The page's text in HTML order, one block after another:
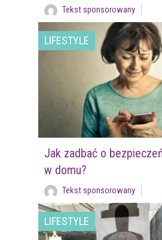
Tekst sponsorowany
LIFESTYLE
Jak zadbać o
w domu?
Tekst sponsorowany
LIFESTYLE